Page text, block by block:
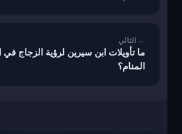
ما تأويلات ابن سيرين لرؤية الزجاج
المنام؟